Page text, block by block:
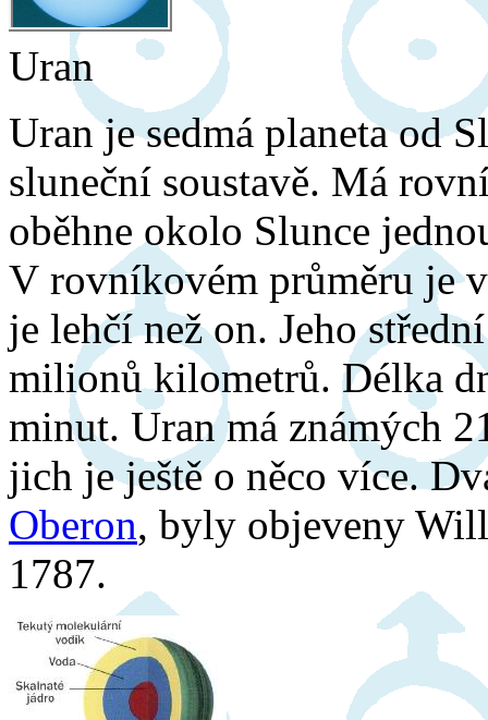
Uran
Uran je sedmá planeta od
sluneční soustavě. Má
oběhne okolo Slunce
V rovníkovém průměru je
je lehčí než on. Jeho
milionů kilometrů. Délka
minut. Uran má známých
jich je ještě o něco více.
Oberon, byly objeveny
1787.